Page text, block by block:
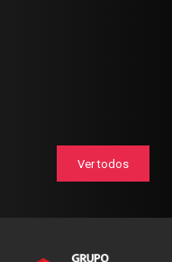
Ver todos